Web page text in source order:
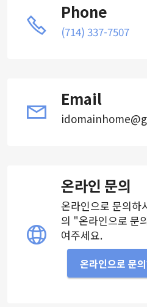
Phone
(714) 337-7507
Email
온라인 문의
온라인으로 문의하
의 "온라인으로 문
여주세요.
온라인으로 문